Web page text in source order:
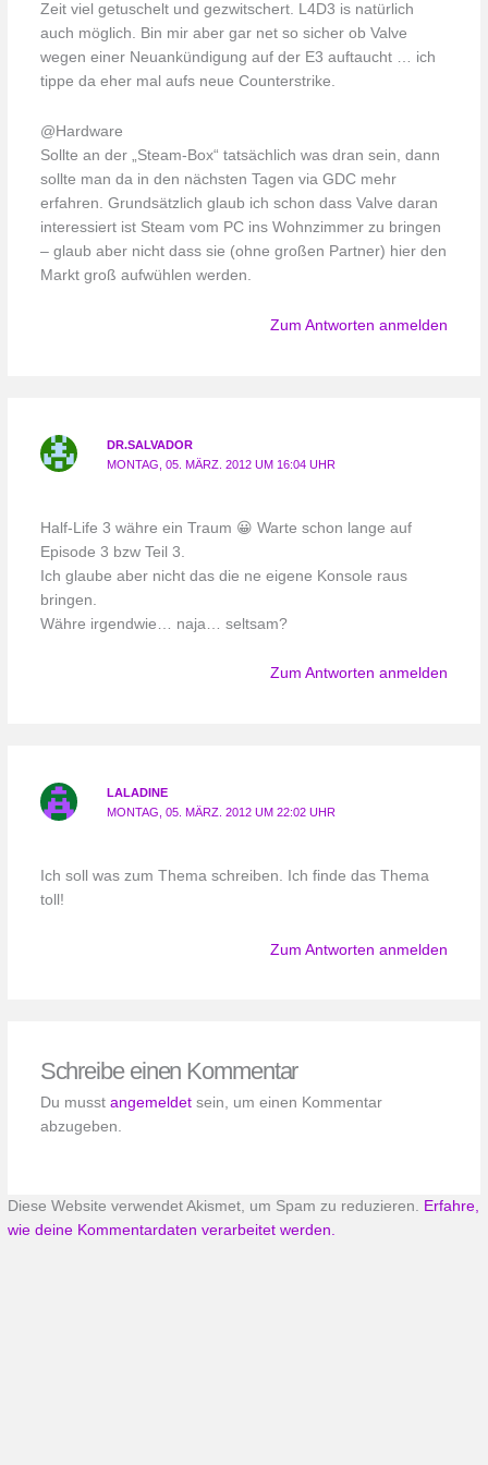
Zeit viel getuschelt und gezwitschert. L4D3 is natürlich
auch möglich. Bin mir aber gar net so sicher ob Valve
wegen einer Neuankündigung auf der E3 auftaucht … ich
tippe da eher mal aufs neue Counterstrike.
@Hardware
Sollte an der „Steam-Box“ tatsächlich was dran sein, dann
sollte man da in den nächsten Tagen via GDC mehr
erfahren. Grundsätzlich glaub ich schon dass Valve daran
interessiert ist Steam vom PC ins Wohnzimmer zu bringen
– glaub aber nicht dass sie (ohne großen Partner) hier den
Markt groß aufwühlen werden.
Zum Antworten anmelden
DR.SALVADOR
MONTAG, 05. MÄRZ. 2012 UM 16:04 UHR
Half-Life 3 währe ein Traum 😀 Warte schon lange auf
Episode 3 bzw Teil 3.
Ich glaube aber nicht das die ne eigene Konsole raus
bringen.
Währe irgendwie… naja… seltsam?
Zum Antworten anmelden
LALADINE
MONTAG, 05. MÄRZ. 2012 UM 22:02 UHR
Ich soll was zum Thema schreiben. Ich finde das Thema
toll!
Zum Antworten anmelden
Schreibe einen Kommentar
Du musst angemeldetsein, um einen Kommentar
abzugeben.
Diese Website verwendet Akismet, um Spam zu reduzieren.
Erfahre,
wie deine Kommentardaten verarbeitet werden.